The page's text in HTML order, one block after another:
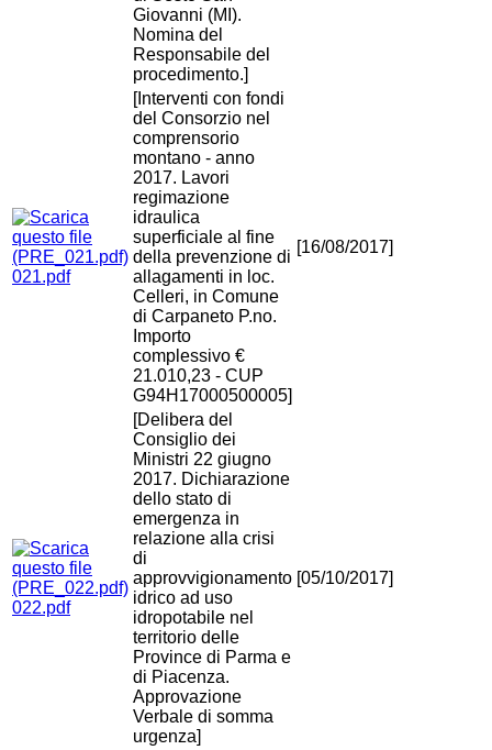
Giovanni (MI).
Nomina del
Responsabile del
procedimento.]
021.pdf
[Interventi con fondi
del Consorzio nel
comprensorio
montano - anno
2017. Lavori
regimazione
idraulica
superficiale al fine
della prevenzione di
allagamenti in loc.
Celleri, in Comune
di Carpaneto P.no.
Importo
complessivo €
21.010,23 - CUP
G94H17000500005]
[16/08/2017]
022.pdf
[Delibera del
Consiglio dei
Ministri 22 giugno
2017. Dichiarazione
dello stato di
emergenza in
relazione alla crisi
di
approvvigionamento
idrico ad uso
idropotabile nel
territorio delle
Province di Parma e
di Piacenza.
Approvazione
Verbale di somma
urgenza]
[05/10/2017]